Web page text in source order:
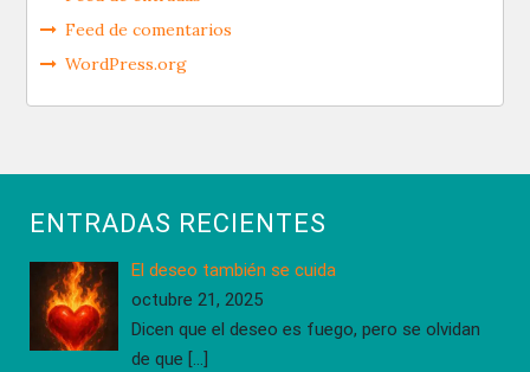
Feed de comentarios
WordPress.org
ENTRADAS RECIENTES
El deseo también se cuida
octubre 21, 2025
Dicen que el deseo es fuego, pero se olvidan
de que […]